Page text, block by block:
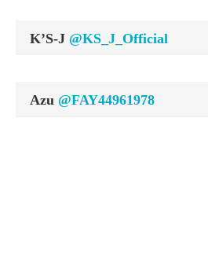
K’S-J @KS_J_Official
Azu @FAY44961978